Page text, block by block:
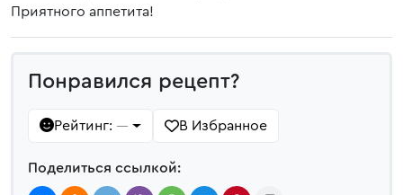
Приятного аппетита!
Понравился рецепт?
Рейтинг: — В Избранное
Поделиться ссылкой: